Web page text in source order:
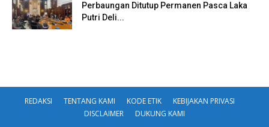
Perbaungan Ditutup Permanen Pasca Laka
Putri Deli...
REDAKSI TENTANG KAMI KODE ETIK
KEBIJAKAN PRIVASI
DISCLAIMER
DUKUNG KAMI